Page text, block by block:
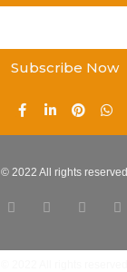
Subscribe Now
© 2022 All rights reserved